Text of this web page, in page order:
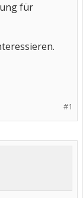
für
#1